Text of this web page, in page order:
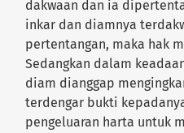
dakwaan dan ia
inkar dan diamnya
pertentangan, maka hak
Sedangkan dalam
diam dianggap
terdengar bukti
pengeluaran harta untuk